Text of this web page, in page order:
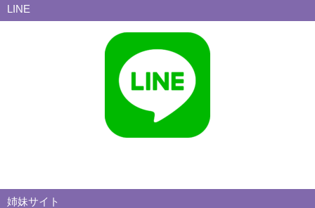
LINE
姉妹サイト